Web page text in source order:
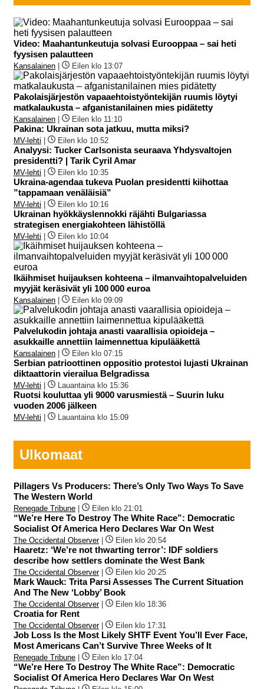
Video: Maahantunkeutuja solvasi Eurooppaa – sai heti
fyysisen palautteen
Kansalainen Eilen klo 13:07
Pakolaisjärjestön vapaaehtoistyöntekijän ruumis löytyi
matkalaukusta – afganistanilainen mies pidätetty
Kansalainen Eilen klo 11:10
Pakina: Ukrainan sota jatkuu, mutta miksi?
MV-lehti Eilen klo 10:52
Analyysi: Tucker Carlsonista seuraava Yhdysvaltojen
presidentti? | Tarik Cyril Amar
MV-lehti Eilen klo 10:35
Ukraina-agendaa tukeva Puolan presidentti kiihottaa
”tappamaan venäläisiä”
MV-lehti Eilen klo 10:16
Ukrainan hyökkäyslennokki räjähti Bulgariassa
strategisen energiakohteen lähistöllä
MV-lehti Eilen klo 10:04
Ikäihmiset huijauksen kohteena – ilmanvaihtopalveluiden
myyjät keräsivät yli 100 000 euroa
Kansalainen Eilen klo 09:09
Palvelukodin johtaja anasti vaarallisia opioideja –
asukkaille annettiin laimennettua kipulääkettä
Kansalainen Eilen klo 07:15
Serbian patrioottinen oppositio protestoi lujasti Ukrainan
diktaattorin vierailua Belgradissa
MV-lehti Lauantaina klo 15:36
Ruotsi kouluttaa yli 9000 varusmiestä – Suurin luku
vuoden 2006 jälkeen
MV-lehti Lauantaina klo 15:09
Ulkomaat
Pillagers Vs Producers: There’s Only Two Ways To Save
The Western World
Renegade Tribune Eilen klo 21:01
“We’re Here To Destroy The White Race”: Democratic
Socialist Of America Hero Declares War On West
The Occidental Observer| Eilen klo 20:54
Haaretz: ‘We’re not thwarting terror’: IDF soldiers
describe how settlers dominate the West Bank
The Occidental Observer| Eilen klo 20:25
Mark Wauck: Trita Parsi Assesses The Current Situation
And The New ‘Lobby’ Book
The Occidental Observer| Eilen klo 18:36
Croatia for Rent
The Occidental Observer| Eilen klo 17:31
Job Loss Is the Most Likely SHTF Event You’ll Ever Face,
Most Americans Can’t Survive Three Weeks of It
Renegade Tribune Eilen klo 17:04
“We’re Here To Destroy The White Race”: Democratic
Socialist Of America Hero Declares War On West